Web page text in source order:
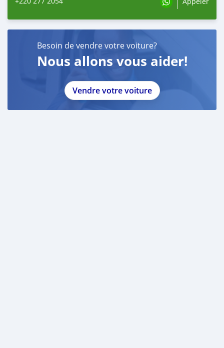
Besoin de vendre votre voiture?
Nous allons vous aider!
Vendre votre voiture